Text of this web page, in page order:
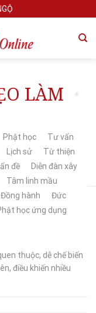
LÀM
Phật học
Tư vấn
Lịch sử
Từ thiện
đề
Diễn đàn xây
Tâm linh mầu
Đồng hành
Đức
học ứng dụng
thuộc, dễ chế biến
điều khiến nhiều